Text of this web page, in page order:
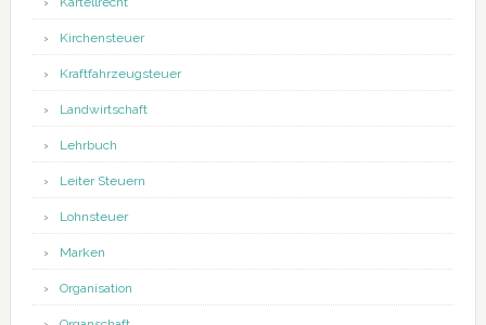
Kirchensteuer
Kraftfahrzeugsteuer
Landwirtschaft
Lehrbuch
Leiter Steuern
Lohnsteuer
Marken
Organisation